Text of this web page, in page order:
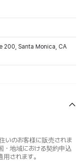
200, Santa Monica, CA
いのお客様に販売されま
・地域における契約申込
されます。